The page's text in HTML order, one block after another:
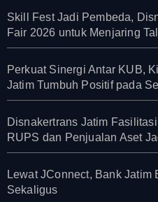
Skill Fest Jadi Pembeda,
Fair 2026 untuk Menjaring
Perkuat Sinergi Antar KUB,
Jatim Tumbuh Positif pada
Disnakertrans Jatim
RUPS dan Penjualan Aset
Lewat JConnect, Bank Jatim
Sekaligus